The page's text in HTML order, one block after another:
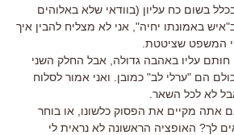
בשום כח עליון (בוודאי שלא באלוהים
באמונתו יחיה", אני לא מצליח להבין איך
המשפט שציטטת.
חותם עליו באהבה גדולה, אבל החלק השני
הם "ערלי לב" כמובן. ואני אמור לסלוח
לא לכל השאר.
אתה מקיים את הפסוק כלשונו, או בוחר
לך? האופציה הראשונה לא נראית לי